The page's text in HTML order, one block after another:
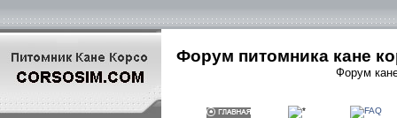
Форум питомника кане
Форум